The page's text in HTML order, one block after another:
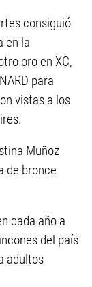
consiguió
en la
oro en XC,
para
vistas a los
Muñoz
de bronce
cada año a
del país
adultos